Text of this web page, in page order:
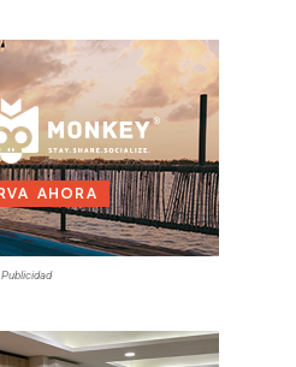
Publicidad